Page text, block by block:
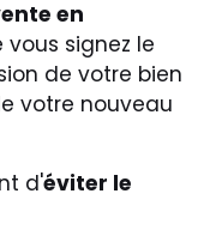
en
signez le
de votre bien
votre nouveau
d'éviter le